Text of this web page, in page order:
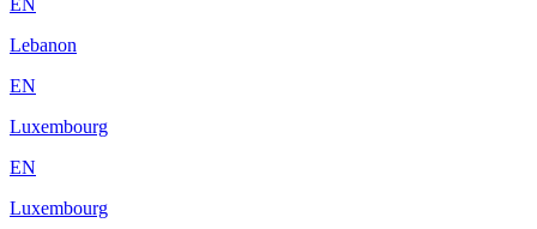
Lebanon
EN
Luxembourg
EN
Luxembourg